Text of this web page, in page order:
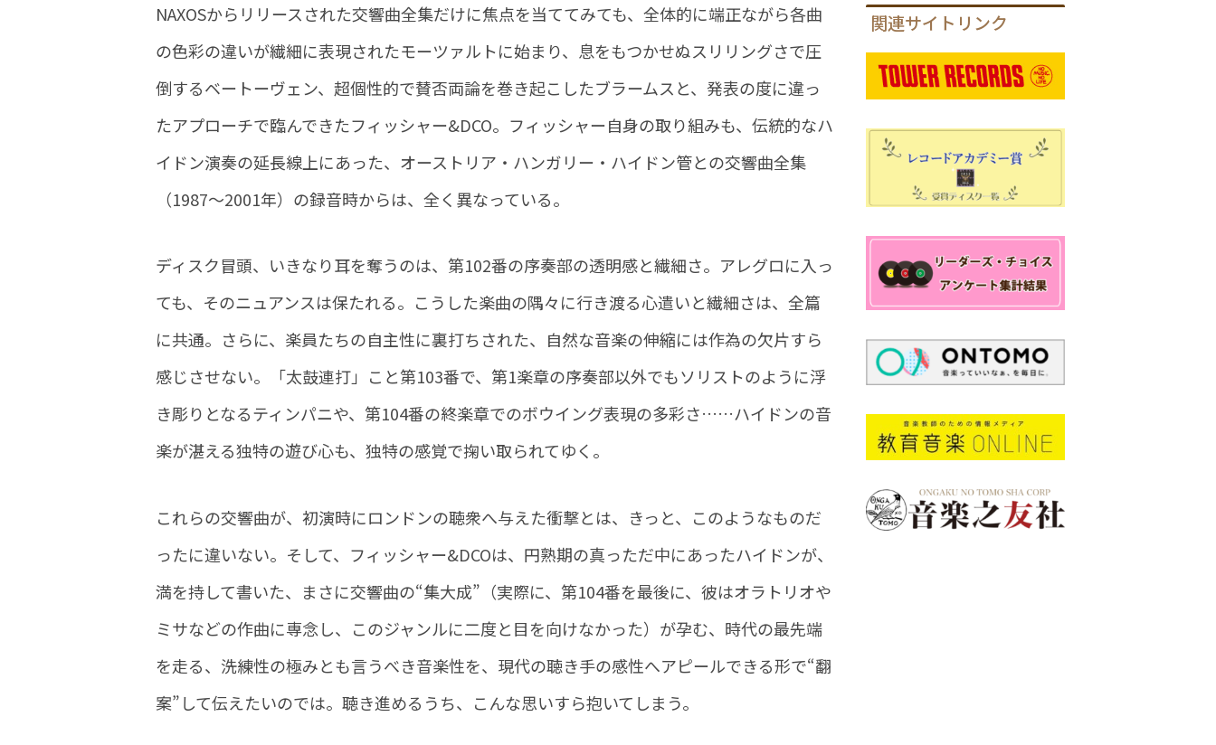
NAXOSからリリースされた交響曲全集だけに焦点を当ててみても、全体的に端正ながら各曲
の色彩の違いが繊細に表現されたモーツァルトに始まり、息をもつかせぬスリリングさで圧
倒するベートーヴェン、超個性的で賛否両論を巻き起こしたブラームスと、発表の度に違っ
たアプローチで臨んできたフィッシャー&DCO。フィッシャー自身の取り組みも、伝統的なハ
イドン演奏の延長線上にあった、オーストリア・ハンガリー・ハイドン管との交響曲全集
（1987～2001年）の録音時からは、全く異なっている。
ディスク冒頭、いきなり耳を奪うのは、第102番の序奏部の透明感と繊細さ。アレグロに入っ
ても、そのニュアンスは保たれる。こうした楽曲の隅々に行き渡る心遣いと繊細さは、全篇
に共通。さらに、楽員たちの自主性に裏打ちされた、自然な音楽の伸縮には作為の欠片すら
感じさせない。「太鼓連打」こと第103番で、第1楽章の序奏部以外でもソリストのように浮
き彫りとなるティンパニや、第104番の終楽章でのボウイング表現の多彩さ……ハイドンの音
楽が湛える独特の遊び心も、独特の感覚で掬い取られてゆく。
これらの交響曲が、初演時にロンドンの聴衆へ与えた衝撃とは、きっと、このようなものだ
ったに違いない。そして、フィッシャー&DCOは、円熟期の真っただ中にあったハイドンが、
満を持して書いた、まさに交響曲の“集大成”（実際に、第104番を最後に、彼はオラトリオや
ミサなどの作曲に専念し、このジャンルに二度と目を向けなかった）が孕む、時代の最先端
を走る、洗練性の極みとも言うべき音楽性を、現代の聴き手の感性へアピールできる形で“翻
案”して伝えたいのでは。聴き進めるうち、こんな思いすら抱いてしまう。
関連サイトリンク